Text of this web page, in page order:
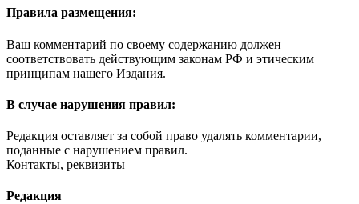
Правила размещения:
Ваш комментарий по своему содержанию должен
соответствовать действующим законам РФ и этическим
принципам нашего Издания.
В случае нарушения правил:
Редакция оставляет за собой право удалять комментарии,
поданные с нарушением правил.
Контакты, реквизиты
Редакция